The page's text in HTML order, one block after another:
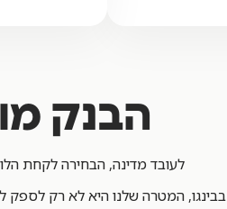
הבנק
לעובד מדינה, הבחירה לקחת
בבינגו, המטרה שלנו היא לא רק לספק